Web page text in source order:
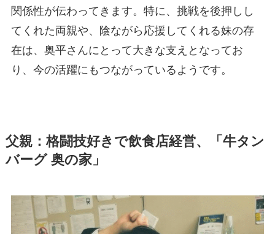
関係性が伝わってきます。特に、挑戦を後押しし
てくれた両親や、陰ながら応援してくれる妹の存
在は、奥平さんにとって大きな支えとなってお
り、今の活躍にもつながっているようです。
父親：格闘技好きで飲食店経営、「牛タン
バーグ 奥の家」